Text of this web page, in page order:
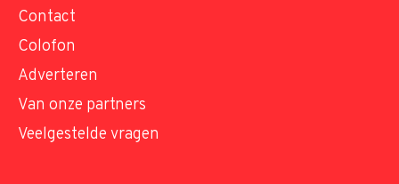
Contact
Colofon
Adverteren
Van onze partners
Veelgestelde vragen